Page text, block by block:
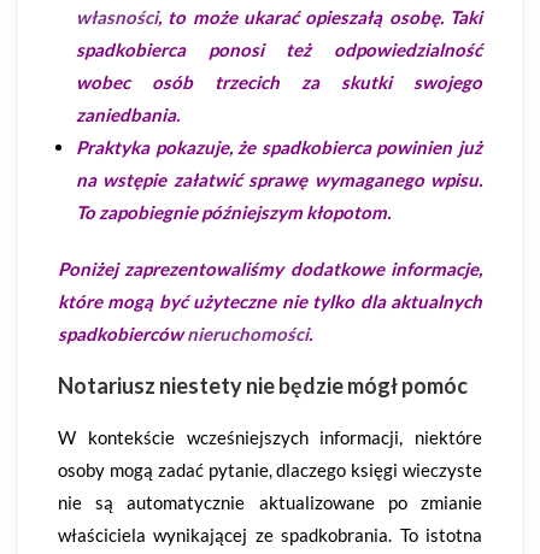
własności, to może ukarać opieszałą osobę. Taki
spadkobierca ponosi też odpowiedzialność
wobec osób trzecich za skutki swojego
zaniedbania.
Praktyka pokazuje, że spadkobierca powinien już
na wstępie załatwić sprawę wymaganego wpisu.
To zapobiegnie późniejszym kłopotom.
Poniżej zaprezentowaliśmy dodatkowe informacje,
które mogą być użyteczne nie tylko dla aktualnych
spadkobiercównieruchomości.
Notariusz niestety nie będzie mógł pomóc
W kontekście wcześniejszych informacji, niektóre
osoby mogą zadać pytanie, dlaczego księgi wieczyste
nie są automatycznie aktualizowane po zmianie
właściciela wynikającej ze spadkobrania. To istotna